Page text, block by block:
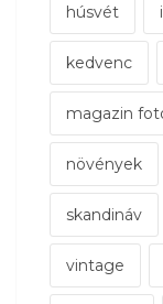
húsvét
kedvenc
magazin
növények
skandináv
vintage